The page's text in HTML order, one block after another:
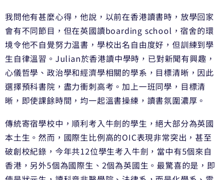
我問他有甚麼心得，他說，以前在香港讀書時，放學回家
會有不同節目，但在英國讀boarding school，宿舍的環
境令他不自覺努力温書，學校出名自由度好，但訓練到學
生自律溫習。Julian於香港讀中學時，已對新聞有興趣，
心儀哲學、政治學和經濟學相關的學系，目標清晰，因此
選擇預科書院，盡力衝刺高考。加上一班同學，目標清
晰，即使課餘時間，均一起溫書操練，讀書氛圍濃厚。
傳統寄宿學校中，順利考入牛劍的學生，絕大部分為英國
本土生。然而，國際生比例高的OIC表現非常突出，甚至
破創校紀錄，今年共12位學生考入牛劍，當中有5個來自
香港，另外5個為國際生、2個為英國生。最驚喜的是，即